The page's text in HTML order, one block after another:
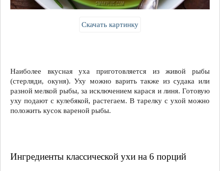
Скачать картинку
Наиболее вкусная уха приготовляется из живой рыбы
(стерляди, окуня). Уху можно варить также из судака или
разной мелкой рыбы, за исключением карася и линя. Готовую
уху подают с кулебякой, растегаем. В тарелку с ухой можно
положить кусок вареной рыбы.
Ингредиенты классической ухи на 6 порций
карася
у
л
е
б
я
,
растегаем.